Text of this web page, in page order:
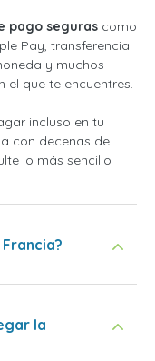
pago seguras como
Pay, transferencia
y muchos
el que te encuentres.
incluso en tu
con decenas de
lo más sencillo
la